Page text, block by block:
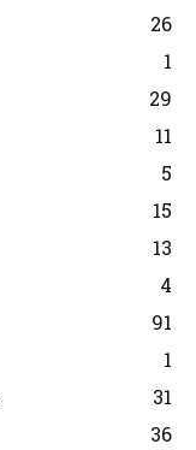
26
1
29
11
5
15
13
4
91
1
31
36